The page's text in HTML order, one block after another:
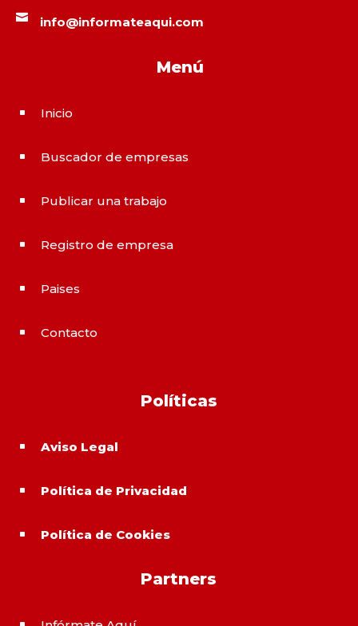
 info@informateaqui.com
Menú
^ Inicio
^ Buscador de empresas
^ Publicar una trabajo
^ Registro de empresa
^ Paises
^ Contacto
Políticas
^ Aviso Legal
^ Política de Privacidad
^ Política de Cookies
Partners